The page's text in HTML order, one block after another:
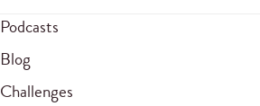
Podcasts
Blog
Challenges